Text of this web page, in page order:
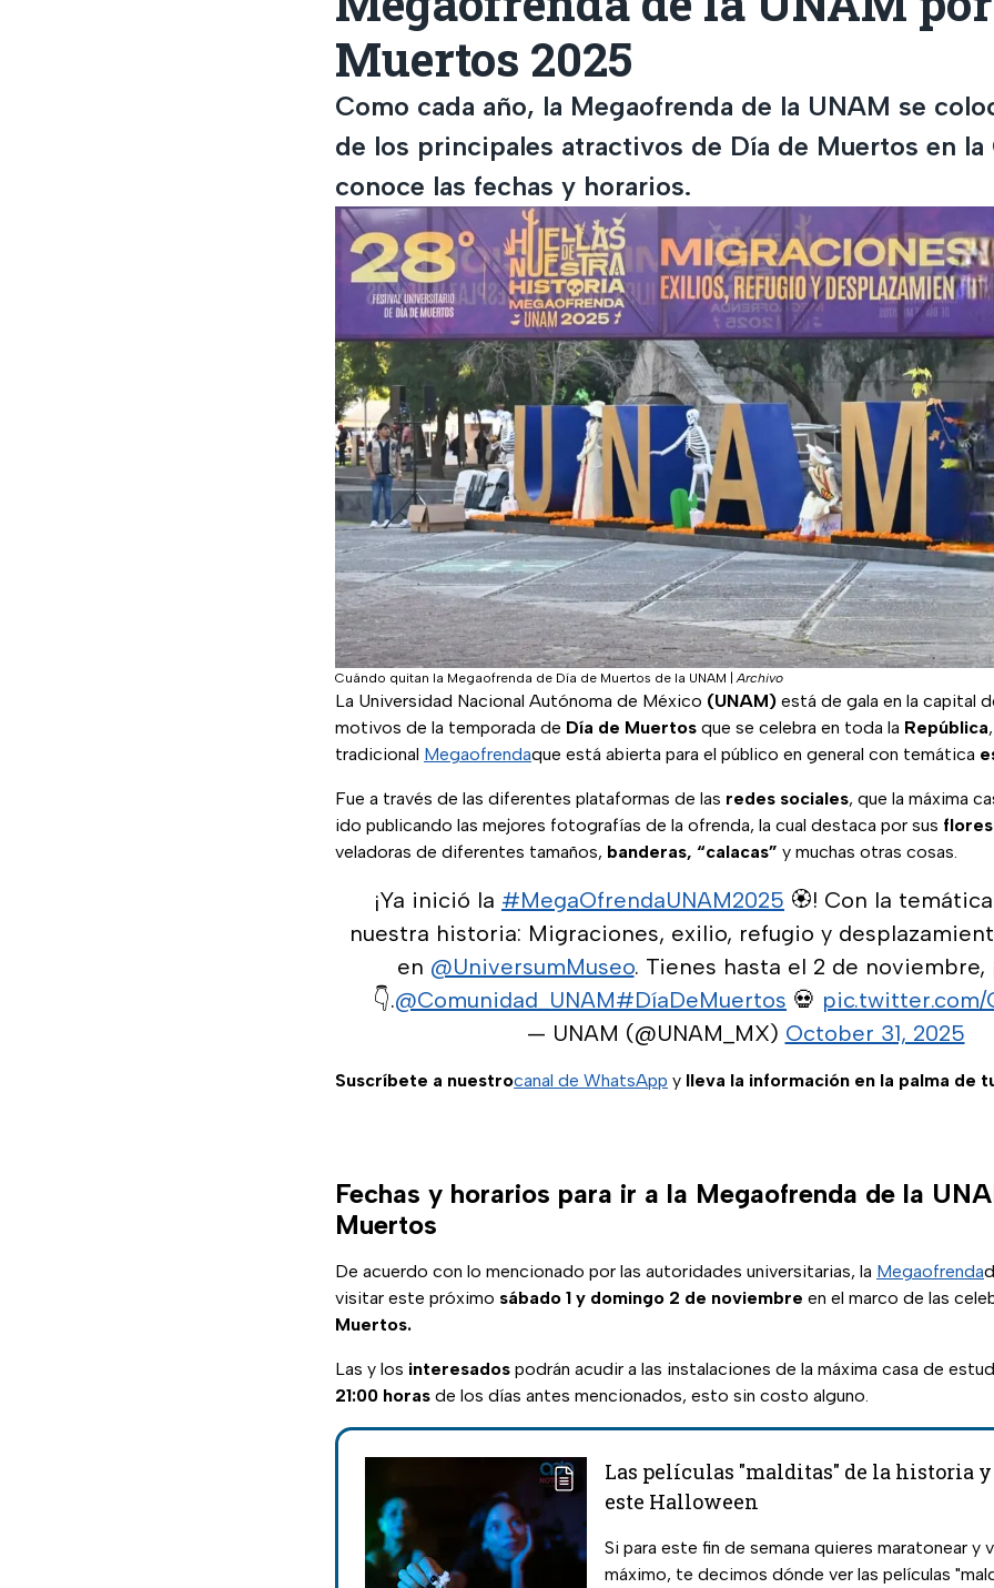
Muertos 2025
Como cada año, la Megaofrenda de la UNAM se
de los principales atractivos de Día de Muertos en la
conoce las fechas y horarios.
Cuándo quitan la Megaofrenda de Día de Muertos de la UNAM |Archivo
La Universidad Nacional Autónoma de México (UNAM) está de gala en la capital
motivos de la temporada de Día de Muertos que se celebra en toda la República
tradicional Megaofrendaque está abierta para el público en general con temática
Fue a través de las diferentes plataformas de las redes sociales, que la máxima
ido publicando las mejores fotografías de la ofrenda, la cual destaca por sus flores
veladoras de diferentes tamaños, banderas, “calacas” y muchas otras cosas.
¡Ya inició la #MegaOfrendaUNAM2025 🏵️! Con la temática
nuestra historia: Migraciones, exilio, refugio y
en @UniversumMuseo. Tienes hasta el 2 de noviembre,
👇.@Comunidad_UNAM#DíaDeMuertos 💀 pic.twitter.com/
— UNAM (@UNAM_MX) October 31, 2025
Suscríbete a nuestrocanal de WhatsApp y lleva la información en la palma de
Fechas y horarios para ir a la Megaofrenda de la
Muertos
De acuerdo con lo mencionado por las autoridades universitarias, la Megaofrenda
visitar este próximo sábado 1 y domingo 2 de noviembre en el marco de las
Muertos.
Las y los interesados podrán acudir a las instalaciones de la máxima casa de
21:00 horas de los días antes mencionados, esto sin costo alguno.
Las películas "malditas" de la historia
este Halloween
Si para este fin de semana quieres maratonear y
máximo, te decimos dónde ver las películas